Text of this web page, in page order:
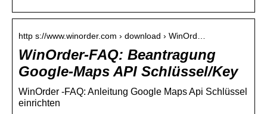
http s://www.winorder.com › download › WinOrd…
WinOrder-FAQ: Beantragung
Google-Maps API Schlüssel/Key
WinOrder -FAQ: Anleitung Google Maps Api Schlüssel
einrichten